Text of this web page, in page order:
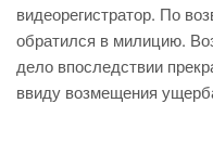
видеорегистратор. По
обратился в милицию.
дело впоследствии
ввиду возмещения